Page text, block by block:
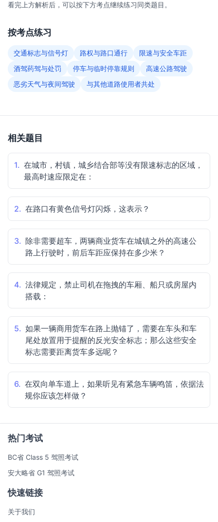
看完上方解析后，可以按下方考点继续练习同类题目。
按考点练习
交通标志与信号灯 路权与路口通行
限速与安全车距
酒驾药驾与处罚
停车与临时停靠规则
高速公路驾驶
恶劣天气与夜间驾驶
与其他道路使用者共处
相关题目
1. 在城市，村镇，城乡结合部等没有限速标志的区域，
最高时速应限定在：
2. 在路口有黄色信号灯闪烁，这表示？
3. 除非需要超车，两辆商业货车在城镇之外的高速公
路上行驶时，前后车距应保持在多少米？
4. 法律规定，禁止司机在拖拽的车厢、船只或房屋内
搭载：
5. 如果一辆商用货车在路上抛锚了，需要在车头和车
尾处放置用于提醒的反光安全标志；那么这些安全
标志需要距离货车多远呢？
6. 在双向单车道上，如果听见有紧急车辆鸣笛，依据法
规你应该怎样做？
热门考试
BC省 Class 5 驾照考试
安大略省 G1 驾照考试
快速链接
关于我们